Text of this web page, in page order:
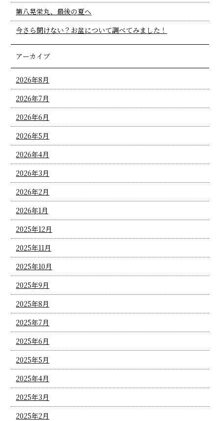
第八晃栄丸、最後の夏へ
今さら聞けない？お盆について調べてみました！
アーカイブ
2026年8月
2026年7月
2026年6月
2026年5月
2026年4月
2026年3月
2026年2月
2026年1月
2025年12月
2025年11月
2025年10月
2025年9月
2025年8月
2025年7月
2025年6月
2025年5月
2025年4月
2025年3月
2025年2月